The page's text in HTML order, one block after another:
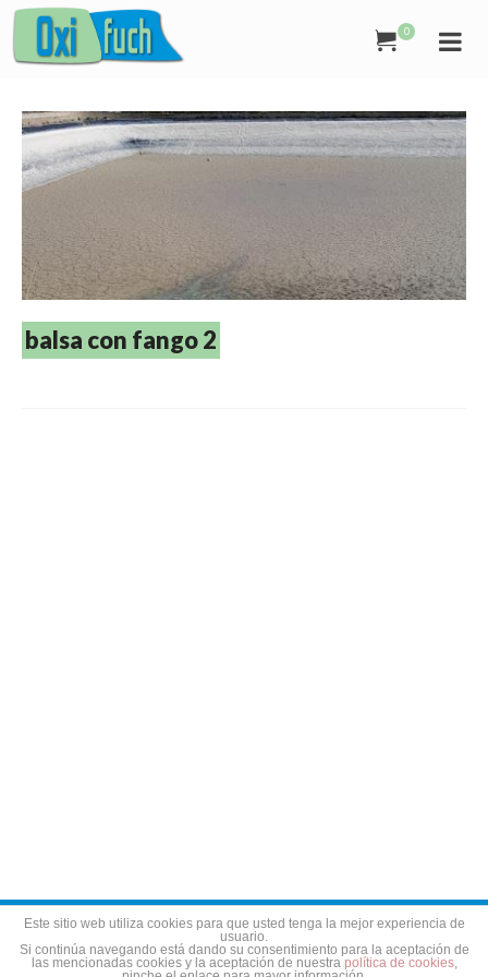
0
balsa con fango 2
Aviso legal Política de privacidad Política de cookies
Este sitio web utiliza cookies para que usted tenga la mejor experiencia de
usuario.
Si continúa navegando está dando su consentimiento para la aceptación de
las mencionadas cookies y la aceptación de nuestra política de cookies,